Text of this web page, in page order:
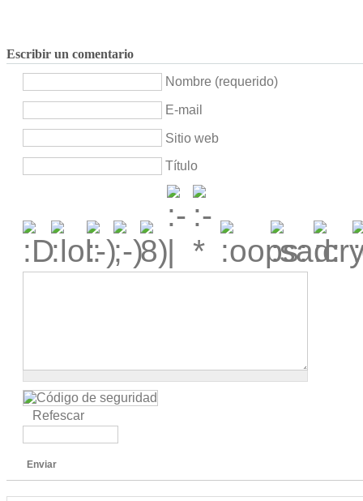
Escribir un comentario
Nombre (requerido)
E-mail
Sitio web
Título
Refescar
Enviar